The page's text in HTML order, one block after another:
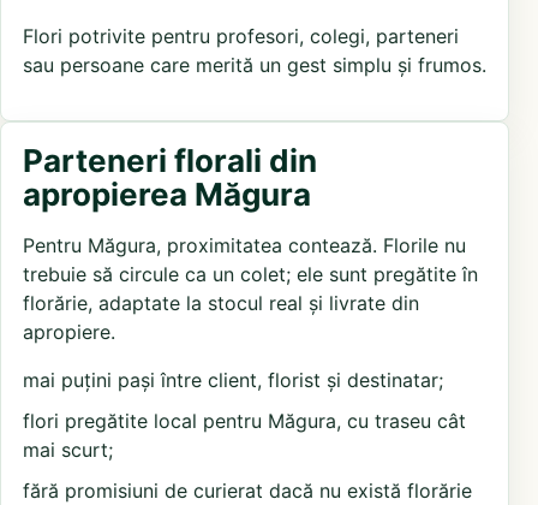
Flori potrivite pentru profesori, colegi, parteneri
sau persoane care merită un gest simplu și frumos.
Parteneri florali din
apropierea Măgura
Pentru Măgura, proximitatea contează. Florile nu
trebuie să circule ca un colet; ele sunt pregătite în
florărie, adaptate la stocul real și livrate din
apropiere.
mai puțini pași între client, florist și destinatar;
flori pregătite local pentru Măgura, cu traseu cât
mai scurt;
fără promisiuni de curierat dacă nu există florărie